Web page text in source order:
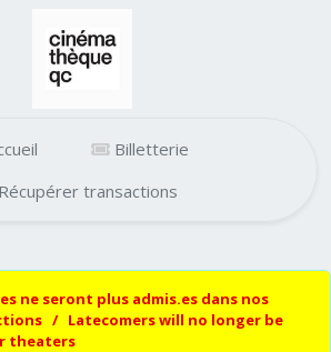
Billetterie
Récupérer transactions
ne seront plus admis.es dans nos
/ Latecomers will no longer be
theaters